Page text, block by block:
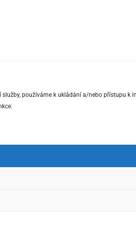
používáme k ukládání a/nebo přístupu